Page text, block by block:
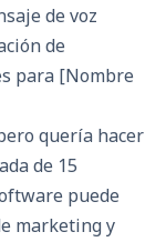
de voz
de
para [Nombre
quería hacer
de 15
puede
marketing y